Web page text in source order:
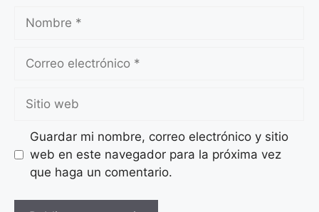
Nombre
Correo
Sitio
web
Guardar mi nombre, correo electrónico y sitio
web en este navegador para la próxima vez
que haga un comentario.